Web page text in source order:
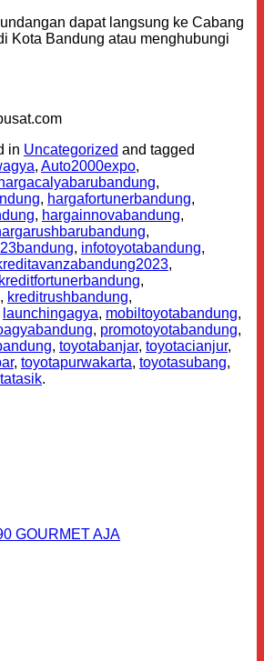
dapat langsung ke Cabang
Kota Bandung atau menghubungi
in Uncategorized and tagged
, Auto2000expo,
hargacalyabarubandung,
, hargafortunerbandung,
, hargainnovabandung,
,
, infotoyotabandung,
,
kreditfortunerbandung,
, kreditrushbandung,
launchingagya, mobiltoyotabandung,
, promotoyotabandung,
, toyotabanjar, toyotacianjur,
, toyotapurwakarta, toyotasubang,
.
GOURMET AJA